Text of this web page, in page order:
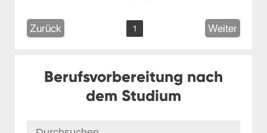
Zurück 1 Weiter
Berufsvorbereitung nach
dem Studium